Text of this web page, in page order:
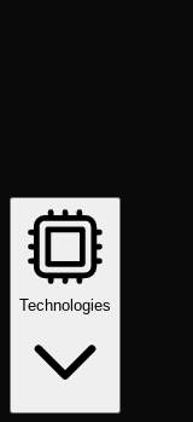
Technologies